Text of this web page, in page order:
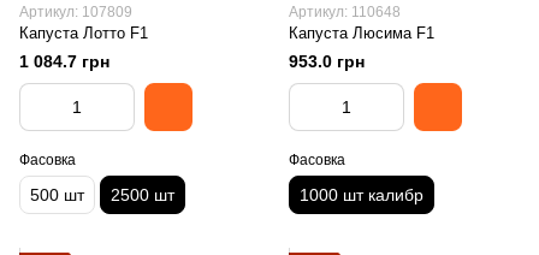
Артикул: 107809
Капуста Лотто F1
1 084.7 грн
Фасовка
500 шт 2500 шт
Артикул: 110648
Капуста Люсима F1
953.0 грн
Фасовка
1000 шт калибр